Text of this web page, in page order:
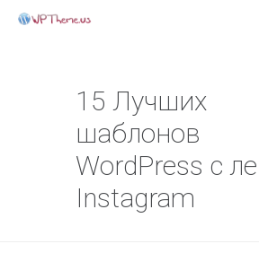
15 Лучших
шаблонов
WordPress с
Instagram